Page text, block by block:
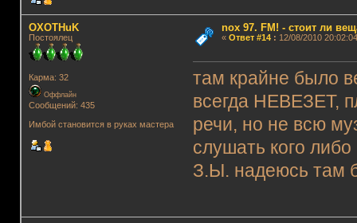
OXOTHuK
Постоялец
Карма: 32
Оффлайн
Сообщений: 435
Имбой становится в руках мастера
nox 97. FM! - стоит ли
« Ответ #14: 12/08/2010
там крайне было
всегда НЕВЕЗЕТ,
речи, но не всю
слушать кого
З.Ы. надеюсь там